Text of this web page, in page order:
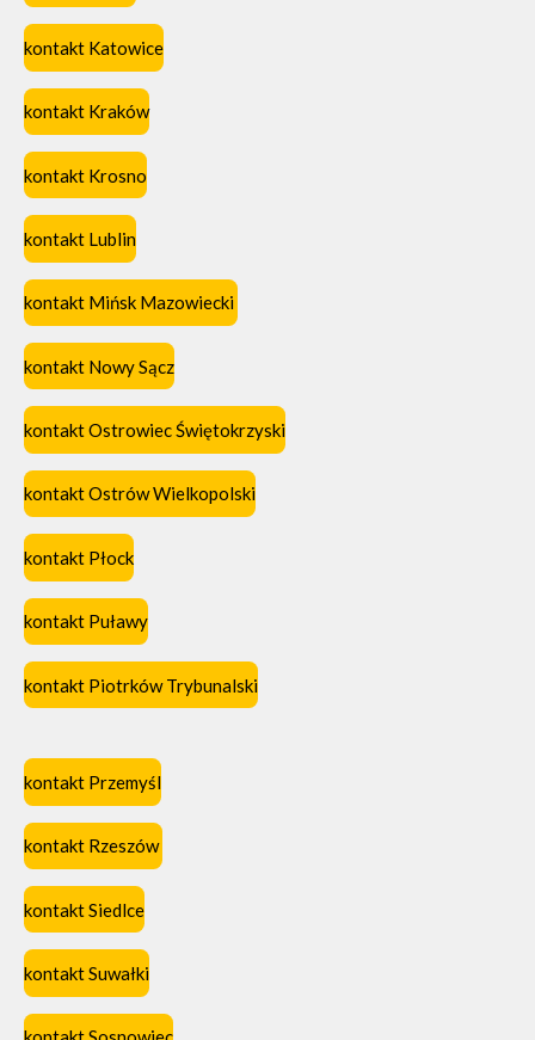
kontakt Katowice
kontakt Kraków
kontakt Krosno
kontakt Lublin
kontakt Mińsk Mazowiecki
kontakt Nowy Sącz
kontakt Ostrowiec Świętokrzyski
kontakt Ostrów Wielkopolski
kontakt Płock
kontakt Puławy
kontakt Piotrków Trybunalski
kontakt Przemyśl
kontakt Rzeszów
kontakt Siedlce
kontakt Suwałki